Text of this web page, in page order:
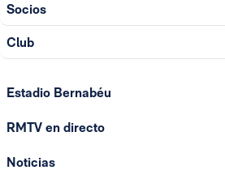
Socios
Club
Estadio Bernabéu
RMTV en directo
Noticias